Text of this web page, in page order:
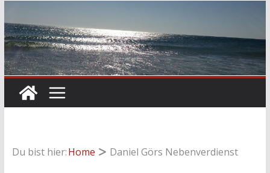
Du bist hier:Home Daniel Görs Nebenverdienst